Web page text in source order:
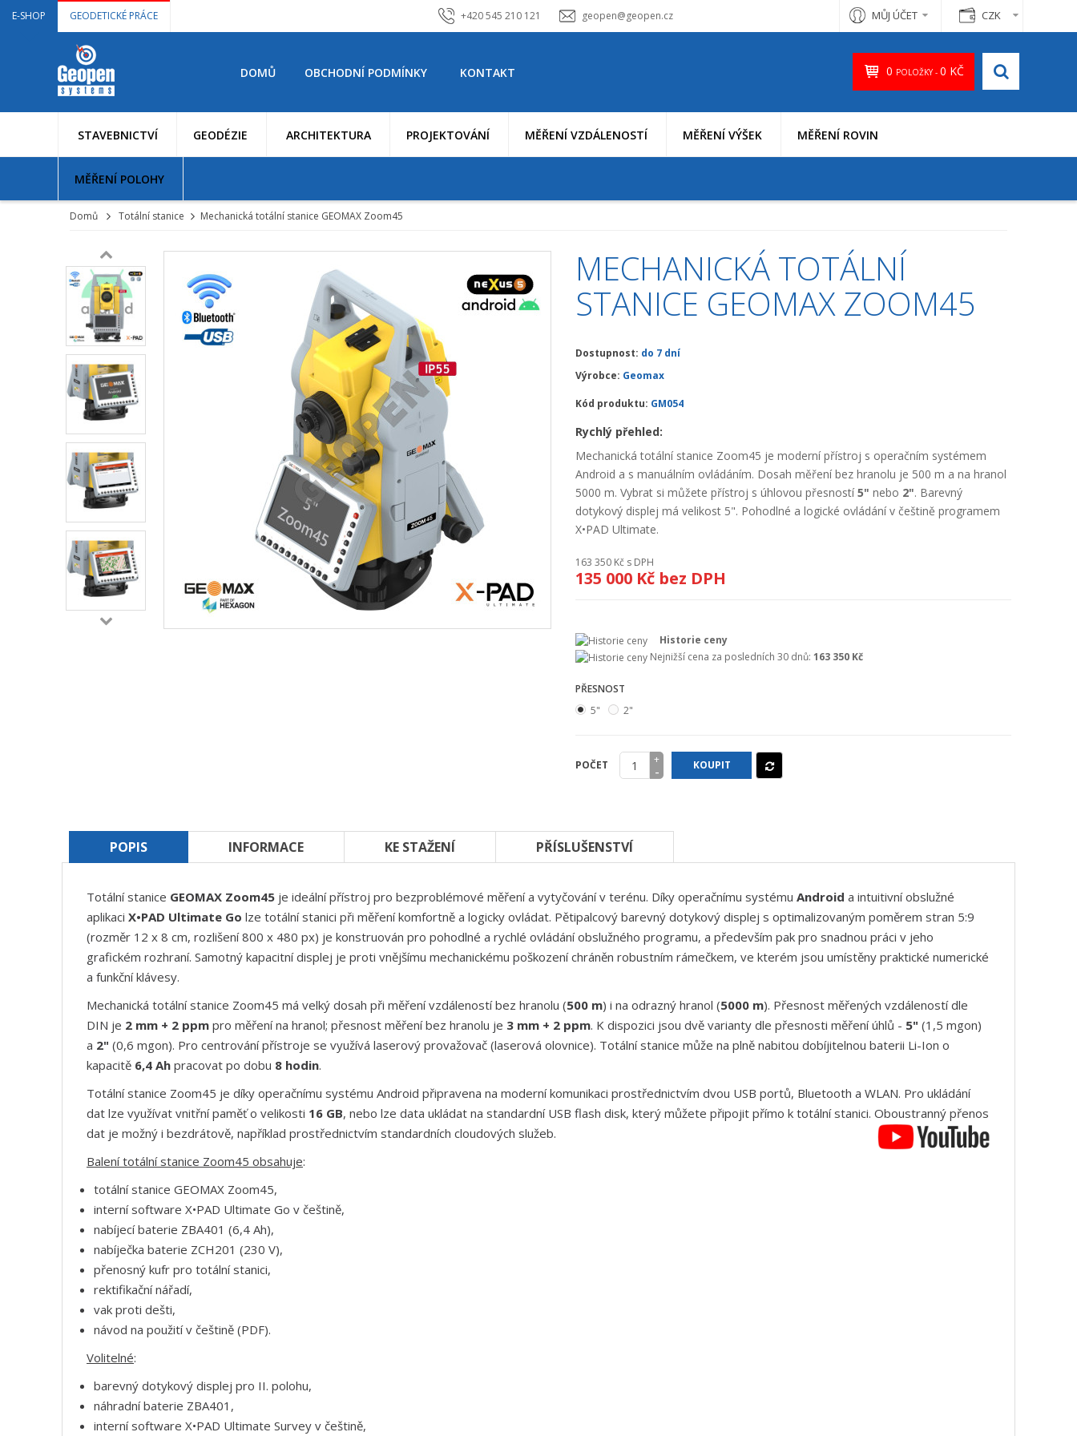
E-SHOP GEODETICKÉ PRÁCE +420 545 210 121 geopen@geopen.cz CZK
MŮJ ÚČET
DOMŮ OBCHODNÍ PODMÍNKY KONTAKT 0 POLOŽKY - 0 KČ
STAVEBNICTVÍ GEODÉZIE ARCHITEKTURA PROJEKTOVÁNÍ MĚŘENÍ VZDÁLENOSTÍ MĚŘENÍ VÝŠEK MĚŘENÍ ROVIN
MĚŘENÍ POLOHY
Domů Totální stanice Mechanická totální stanice GEOMAX Zoom45
MECHANICKÁ TOTÁLNÍ
STANICE GEOMAX ZOOM45
Dostupnost: do 7 dní
Výrobce: Geomax
Kód produktu: GM054
Rychlý přehled:
Mechanická totální stanice Zoom45 je moderní přístroj s operačním systémem
Android a s manuálním ovládáním. Dosah měření bez hranolu je 500 m a na hranol
5000 m. Vybrat si můžete přístroj s úhlovou přesností5" nebo 2". Barevný
dotykový displej má velikost 5". Pohodlné a logické ovládání v češtině programem
X•PAD Ultimate.
163 350 Kč s DPH
135 000 Kč bez DPH
Historie ceny
Nejnižší cena za posledních 30 dnů: 163 350 Kč
PŘESNOST
5"
2"
POČET +
- KOUPIT
POPIS INFORMACE KE STAŽENÍ PŘÍSLUŠENSTVÍ
Totální stanice GEOMAX Zoom45 je ideální přístroj pro bezproblémové měření a vytyčování v terénu. Díky operačnímu systému Android a intuitivní obslužné
aplikaci X•PAD Ultimate Go lze totální stanici při měřeníkomfortně a logicky ovládat. Pětipalcový barevný dotykový displej s optimalizovaným poměrem stran 5:9
(rozměr 12 x 8 cm, rozlišení 800 x 480 px) je konstruován pro pohodlné a rychlé ovládání obslužného programu, a především pak pro snadnou práci v jeho
grafickém rozhraní. Samotný kapacitní displej je proti vnějšímu mechanickému poškození chráněn robustním rámečkem, ve kterém jsou umístěny praktické numerické
a funkční klávesy.
Mechanická totální stanice Zoom45 má velký dosah při měření vzdáleností bez hranolu (500 m) i na odrazný hranol (5000 m). Přesnost měřených vzdáleností dle
DIN je 2 mm + 2 ppm pro měření na hranol; přesnost měření bez hranolu je 3 mm + 2 ppm. K dispozici jsou dvě varianty dle přesnosti měření úhlů - 5" (1,5 mgon)
a 2" (0,6 mgon). Pro centrování přístroje se využívá laserový provažovač (laserová olovnice). Totální stanice může na plně nabitou dobíjitelnou baterii Li-Ion o
kapacitě 6,4 Ah pracovat po dobu 8 hodin.
Totální stanice Zoom45 je díky operačnímu systému Android připravena na moderní komunikaci prostřednictvím dvou USB portů, Bluetooth a WLAN. Pro ukládání
dat lze využívat vnitřní paměť o velikosti 16 GB, nebo lze data ukládat na standardní USB flash disk, který můžete připojit přímo k totální stanici. Oboustranný přenos
dat je možný i bezdrátově, například prostřednictvím standardních cloudových služeb.
Balení totální stanice Zoom45 obsahuje:
totální stanice GEOMAX Zoom45,
interní software X•PAD Ultimate Go v češtině,
nabíjecí baterie ZBA401 (6,4 Ah),
nabíječka baterie ZCH201 (230 V),
přenosný kufr pro totální stanici,
rektifikační nářadí,
vak proti dešti,
návod na použití v češtině (PDF).
Volitelné:
barevný dotykový displej pro II. polohu,
náhradní baterie ZBA401,
interní software X•PAD Ultimate Survey v češtině,